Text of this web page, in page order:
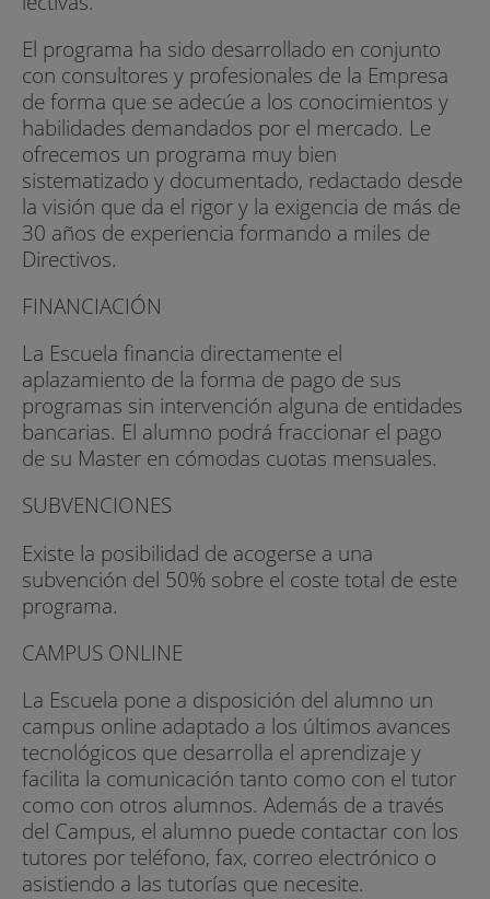
El programa ha sido desarrollado en conjunto
con consultores y profesionales de la Empresa
de forma que se adecúe a los conocimientos y
habilidades demandados por el mercado. Le
ofrecemos un programa muy bien
sistematizado y documentado, redactado desde
la visión que da el rigor y la exigencia de más de
30 años de experiencia formando a miles de
Directivos.
FINANCIACIÓN
La Escuela financia directamente el
aplazamiento de la forma de pago de sus
programas sin intervención alguna de entidades
bancarias. El alumno podrá fraccionar el pago
de su Master en cómodas cuotas mensuales.
SUBVENCIONES
Existe la posibilidad de acogerse a una
subvención del 50% sobre el coste total de este
programa.
CAMPUS ONLINE
La Escuela pone a disposición del alumno un
campus online adaptado a los últimos avances
tecnológicos que desarrolla el aprendizaje y
facilita la comunicación tanto como con el tutor
como con otros alumnos. Además de a través
del Campus, el alumno puede contactar con los
tutores por teléfono, fax, correo electrónico o
asistiendo a las tutorías que necesite.